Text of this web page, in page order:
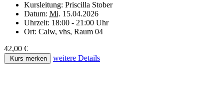
Kursleitung: Priscilla Stober
Datum: Mi. 15.04.2026
Uhrzeit: 18:00 - 21:00 Uhr
Ort: Calw, vhs, Raum 04
42,00 €
Kurs merken weitere Details